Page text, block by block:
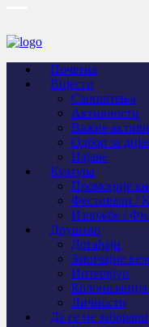
Почетна
Вијести
Саопштења
Активности
Важне
Одбор за
Најаве
Култура
Промоције
Фестивали /
Изложбе /
Друштво
Догађаји
Завичајне
Интервјуи
Личности
Да се не заборави